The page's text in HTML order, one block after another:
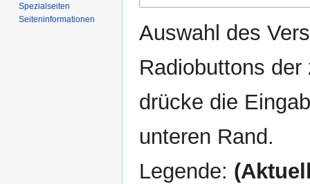
Auswahl des
Radiobuttons
drücke die
unteren Rand.
Legende:
Spezialseiten
Seiten­informationen